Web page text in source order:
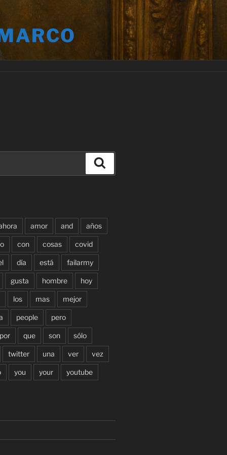
amor and años
con cosas covid
día está failarmy
gusta hombre hoy
los mas mejor
people pero
que son sólo
twitter una ver vez
you your youtube